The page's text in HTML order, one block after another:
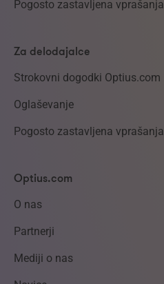
Pogosto zastavljena vprašanja
Za delodajalce
Strokovni dogodki Optius.com
Oglaševanje
Pogosto zastavljena vprašanja
Optius.com
O nas
Partnerji
Mediji o nas